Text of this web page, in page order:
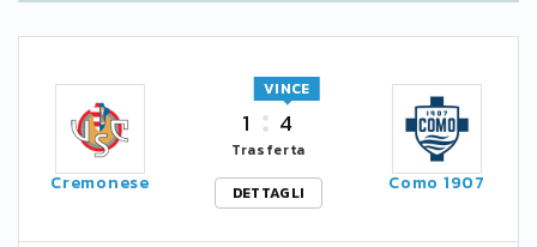
Cremonese
1 4
VINCE
Trasferta
DETTAGLI
Como 1907